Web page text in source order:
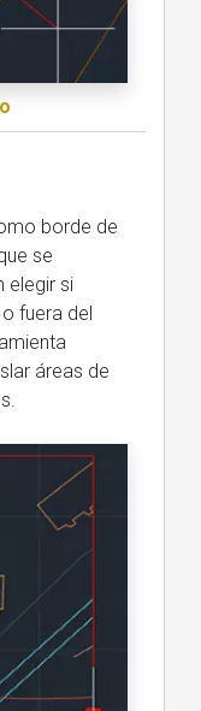
borde de
se
elegir si
fuera del
áreas de